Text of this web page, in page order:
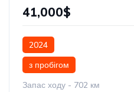
41,000$
2024
з пробігом
Запас ходу - 702 км